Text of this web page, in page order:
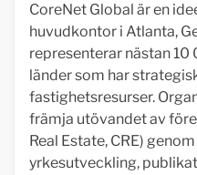
CoreNet Global är en
huvudkontor i Atlanta,
representerar nästan
länder som har
fastighetsresurser.
främja utövandet av
Real Estate, CRE)
yrkesutveckling,